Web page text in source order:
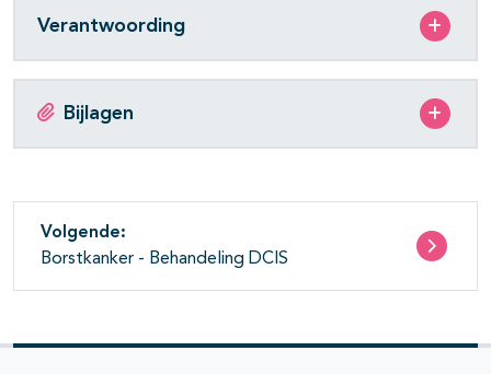
Verantwoording
Bijlagen
Volgende:
Borstkanker - Behandeling DCIS